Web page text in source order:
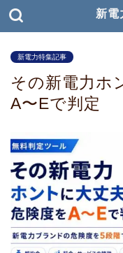
新電
新電力特集記事
その新電力ホ
A〜Eで判定